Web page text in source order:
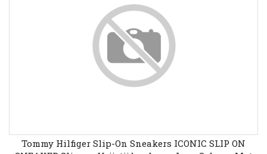
Tommy Hilfiger Slip-On Sneakers ICONIC SLIP ON